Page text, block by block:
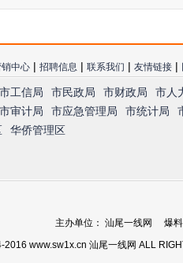
中心 | 招聘信息 | 联系我们 | 友情链接 |
市工信局 市民政局 市财政局
市人
市审计局 市应急管理局 市统计局
华侨管理区
主办单位： 汕尾一线网 爆
2016 www.sw1x.cn 汕尾一线网 ALL